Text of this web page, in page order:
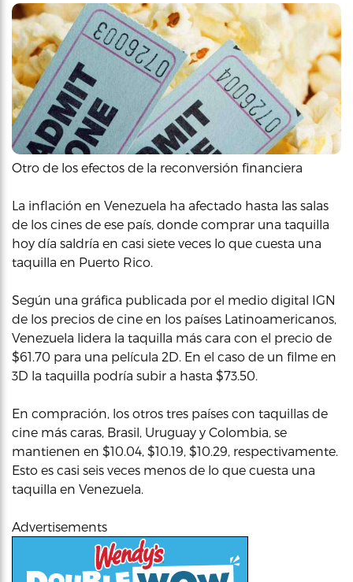
Otro de los efectos de la reconversión financiera
La inflación en Venezuela ha afectado hasta las salas
de los cines de ese país, donde comprar una taquilla
hoy día saldría en casi siete veces lo que cuesta una
taquilla en Puerto Rico.
Según una gráfica publicada por el medio digital IGN
de los precios de cine en los países Latinoamericanos,
Venezuela lidera la taquilla más cara con el precio de
$61.70 para una película 2D. En el caso de un filme en
3D la taquilla podría subir a hasta $73.50.
En compración, los otros tres países con taquillas de
cine más caras, Brasil, Uruguay y Colombia, se
mantienen en $10.04, $10.19, $10.29, respectivamente.
Esto es casi seis veces menos de lo que cuesta una
taquilla en Venezuela.
Advertisements